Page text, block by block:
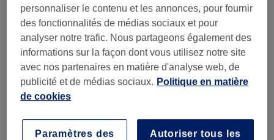
JD Beauté, Oullins-Pierre-Bénite
5,0
59 avis
Oullins, Métropole de Lyon
Montrer sur la carte
Maillot échancré
15 min
Rehaussement et teinture des cils
45 €
personnaliser le contenu et les annonces, pour fournir
des fonctionnalités de médias sociaux et pour
analyser notre trafic. Nous partageons également des
informations sur la façon dont vous utilisez notre site
avec nos partenaires en matière d'analyse web, de
publicité et de médias sociaux. Politique en matière
de cookies
Autoriser tous les
Paramètres des